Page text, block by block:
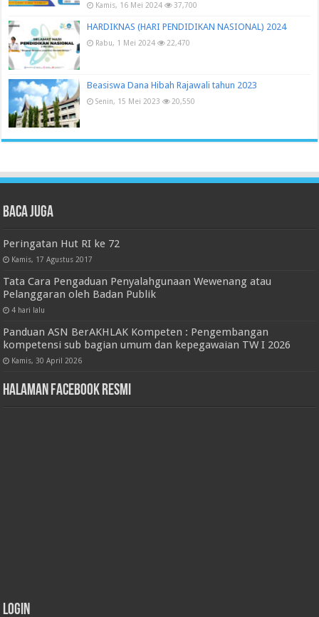
Kamis, 16 Mei 2024 37,700
HARDIKNAS (HARI PENDIDIKAN NASIONAL) 2024
Rabu, 1 Mei 2024 22,470
Beasiswa Dana Hibah Rajawali tahun 2023
Senin, 15 Mei 2023 20,550
Baca juga
Peringatan Hut RI ke 72
Kamis, 17 Agustus 2017
Tata Cara Pengaduan Penyalahgunaan Wewenang atau
Pelanggaran oleh Badan Publik
4 hari lalu
Panduan ASN BerAKHLAK Kompeten : Pengembangan
kompetensi sub bagian umum dan kepegawaian TW I 2026
Kamis, 30 April 2026
Halaman Facebook Resmi
Login